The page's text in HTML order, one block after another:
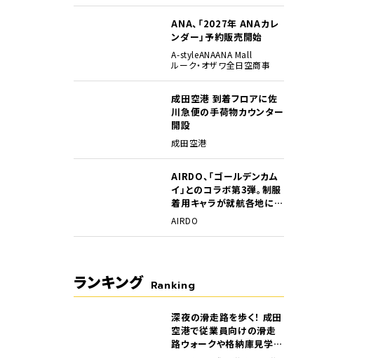
ANA、「2027年 ANAカレ
ンダー」予約販売開始
A-styleANAANA Mall
ルーク・オザワ全日空商事
成田空港 到着フロアに佐
川急便の手荷物カウンター
開設
成田空港
AIRDO、「ゴールデンカム
イ」とのコラボ第3弾。制服
着用キャラが就航各地に登
場
AIRDO
ランキング Ranking
深夜の滑走路を歩く！ 成田
空港で従業員向けの滑走
路ウォークや格納庫見学イ